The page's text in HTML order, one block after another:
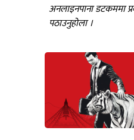
अनलाइनपाना डटकममा
पठाउनुहोला ।